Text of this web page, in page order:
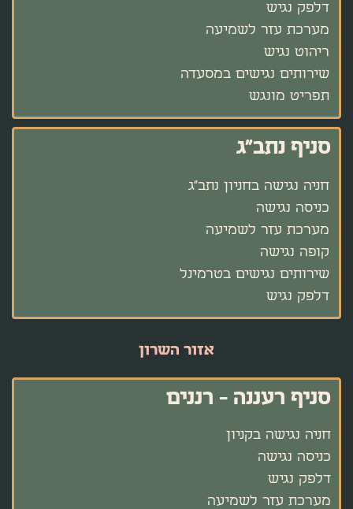
דלפק נגיש
מערכת עזר לשמיעה
ריהוט נגיש
שירותים נגישים במסעדה
תפריט מונגש
סניף נתב"ג
חניה נגישה בחניון נתב"ג
כניסה נגישה
מערכת עזר לשמיעה
קופה נגישה
שירותים נגישים בטרמינל
דלפק נגיש
אזור השרון
סניף רעננה - רננים
חניה נגישה בקניון
כניסה נגישה
דלפק נגיש
מערכת עזר לשמיעה